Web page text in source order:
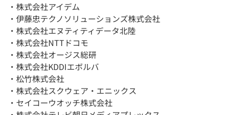
・株式会社アイデム
・伊藤忠テクノソリューションズ株式会社
・株式会社エヌティティデータ北陸
・株式会社NTTドコモ
・株式会社オージス総研
・株式会社KDDIエボルバ
・松竹株式会社
・株式会社スクウェア・エニックス
・セイコーウオッチ株式会社